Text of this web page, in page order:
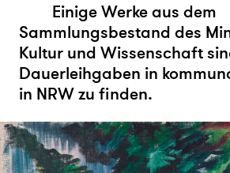
Einige Werke aus dem
Sammlungsbestand des
Kultur und Wissenschaft
Dauerleihgaben in
in NRW zu finden.